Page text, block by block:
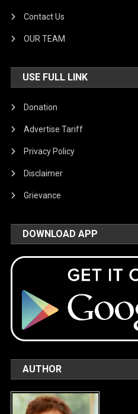
Contact Us
OUR TEAM
USE FULL LINK
Donation
Advertise Tariff
Privacy Policy
Disclaimer
Grievance
DOWNLOAD APP
AUTHOR